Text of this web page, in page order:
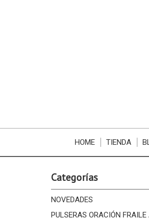
HOME TIENDA
Categorías
NOVEDADES
PULSERAS ORACIÓN FRAILE